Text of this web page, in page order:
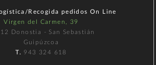
Recogida pedidos On Line
Virgen del Carmen, 39
Donostia - San Sebastián
Guipúzcoa
T. 943 324 618